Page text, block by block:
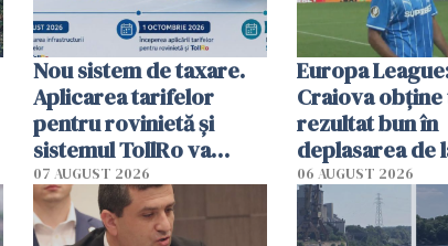
Nou sistem de taxare.
Aplicarea tarifelor
pentru rovinietă şi
sistemul TollRo va
începe la 1 octombrie
07 AUGUST 2026
Europa
Craiova obține
rezultat bun în
deplasarea de
06 AUGUST 2026